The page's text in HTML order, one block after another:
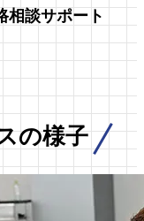
相談サポート
の様子